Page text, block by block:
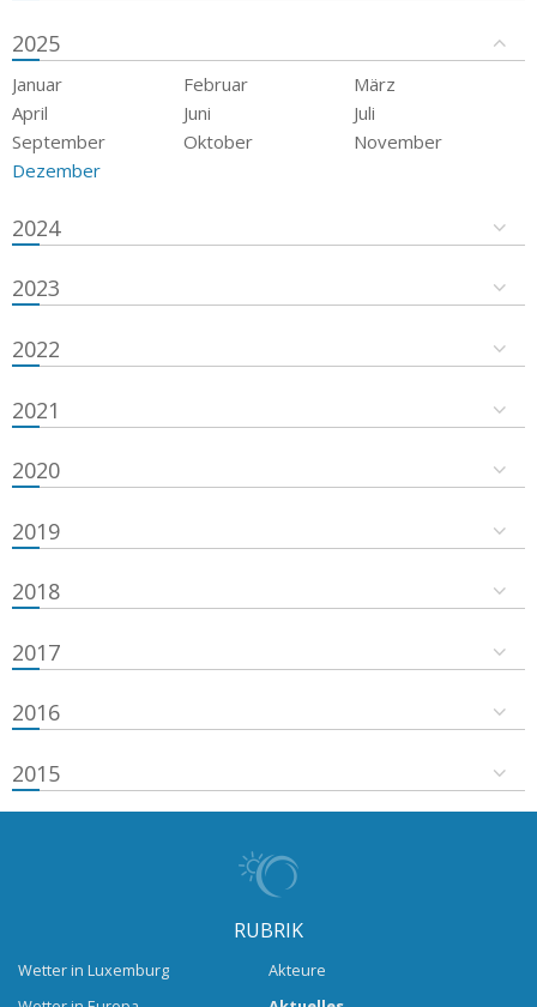
2025
Januar Februar
März
April
Juni
Juli
September
Oktober
November
Dezember
2024
2023
2022
2021
2020
2019
2018
2017
2016
2015
RUBRIK
Wetter in Luxemburg
Akteure